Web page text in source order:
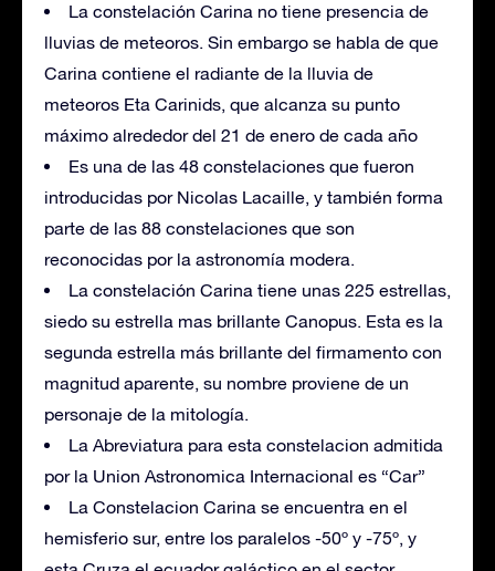
La constelación Carina no tiene presencia de
lluvias de meteoros. Sin embargo se habla de que
Carina contiene el radiante de la lluvia de
meteoros Eta Carinids, que alcanza su punto
máximo alrededor del 21 de enero de cada año
Es una de las 48 constelaciones que fueron
introducidas por Nicolas Lacaille, y también forma
parte de las 88 constelaciones que son
reconocidas por la astronomía modera.
La constelación Carina tiene unas 225 estrellas,
siedo su estrella mas brillante Canopus. Esta es la
segunda estrella más brillante del firmamento con
magnitud aparente, su nombre proviene de un
personaje de la mitología.
La Abreviatura para esta constelacion admitida
por la Union Astronomica Internacional es “Car”
La Constelacion Carina se encuentra en el
hemisferio sur, entre los paralelos -50º y -75º, y